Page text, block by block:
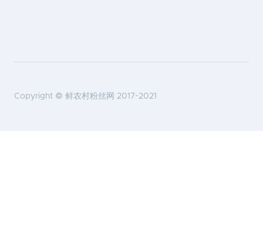
Copyright © 鲜农村粉丝网 2017~2021